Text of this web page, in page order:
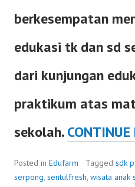
berkesempatan
edukasi tk dan sd
dari kunjungan
praktikum atas
sekolah.CONTINUE
Posted in Edufarm Tagged sdk
serpong, sentulfresh, wisata anak